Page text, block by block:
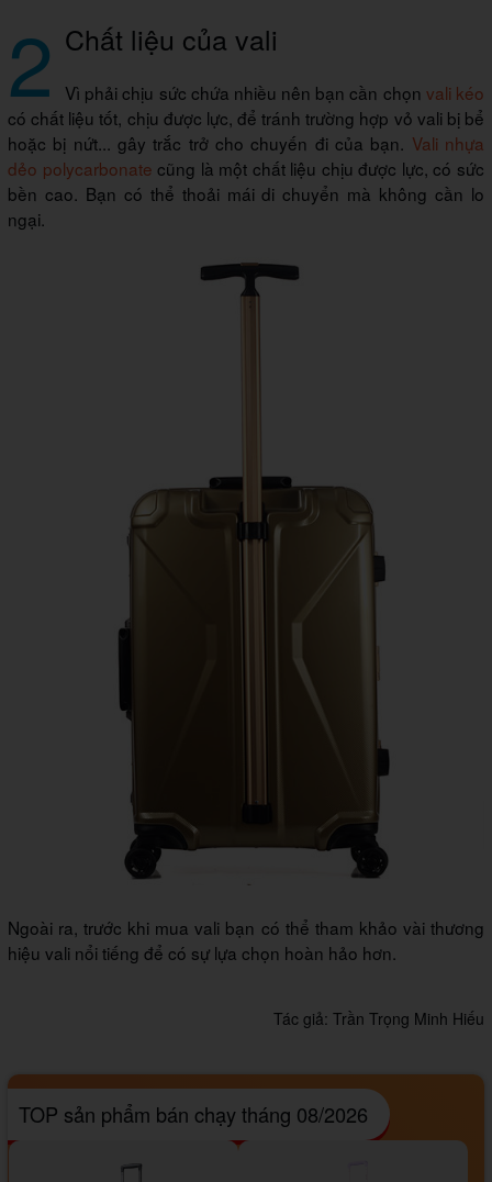
2 Chất liệu của vali
Vì phải chịu sức chứa nhiều nên bạn cần chọn vali kéo
có chất liệu tốt, chịu được lực, để tránh trường hợp vỏ vali bị bể
hoặc bị nứt... gây trắc trở cho chuyến đi của bạn. Vali nhựa
dẻo polycarbonate cũng là một chất liệu chịu được lực, có sức
bền cao. Bạn có thể thoải mái di chuyển mà không cần lo
ngại.
Ngoài ra, trước khi mua vali bạn có thể tham khảo vài thương
hiệu vali nổi tiếng để có sự lựa chọn hoàn hảo hơn.
Tác giả: Trần Trọng Minh Hiếu
TOP sản phẩm bán chạy tháng 08/2026